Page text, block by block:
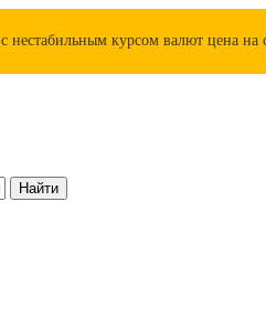
нестабильным курсом валют цена на